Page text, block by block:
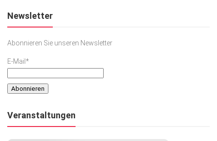
Newsletter
Abonnieren Sie unseren Newsletter
E-Mail*
Veranstaltungen